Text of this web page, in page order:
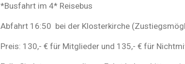
*Busfahrt im 4* Reisebus
Abfahrt 16:50 bei der Klosterkirche
Preis: 130,- € für Mitglieder und 135,- € für